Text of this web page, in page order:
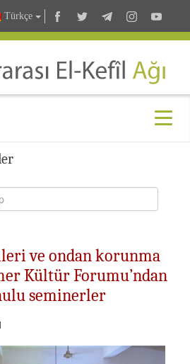
Türkçe
ve ondan korunma
Kültür Forumu’ndan
seminerler